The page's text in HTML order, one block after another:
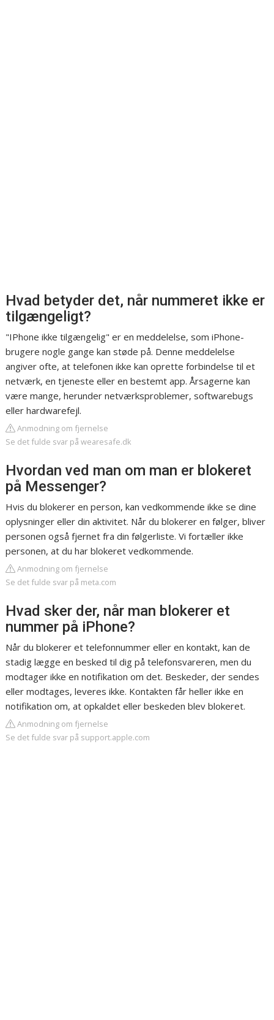
Hvad betyder det, når nummeret ikke er
tilgængeligt?
"IPhone ikke tilgængelig" er en meddelelse, som iPhone-
brugere nogle gange kan støde på. Denne meddelelse
angiver ofte, at telefonen ikke kan oprette forbindelse til et
netværk, en tjeneste eller en bestemt app. Årsagerne kan
være mange, herunder netværksproblemer, softwarebugs
eller hardwarefejl.
Anmodning om fjernelse
Se det fulde svar på wearesafe.dk
Hvordan ved man om man er blokeret
på Messenger?
Hvis du blokerer en person, kan vedkommende ikke se dine
oplysninger eller din aktivitet. Når du blokerer en følger, bliver
personen også fjernet fra din følgerliste. Vi fortæller ikke
personen, at du har blokeret vedkommende.
Anmodning om fjernelse
Se det fulde svar på meta.com
Hvad sker der, når man blokerer et
nummer på iPhone?
Når du blokerer et telefonnummer eller en kontakt, kan de
stadig lægge en besked til dig på telefonsvareren, men du
modtager ikke en notifikation om det. Beskeder, der sendes
eller modtages, leveres ikke. Kontakten får heller ikke en
notifikation om, at opkaldet eller beskeden blev blokeret.
Anmodning om fjernelse
Se det fulde svar på support.apple.com